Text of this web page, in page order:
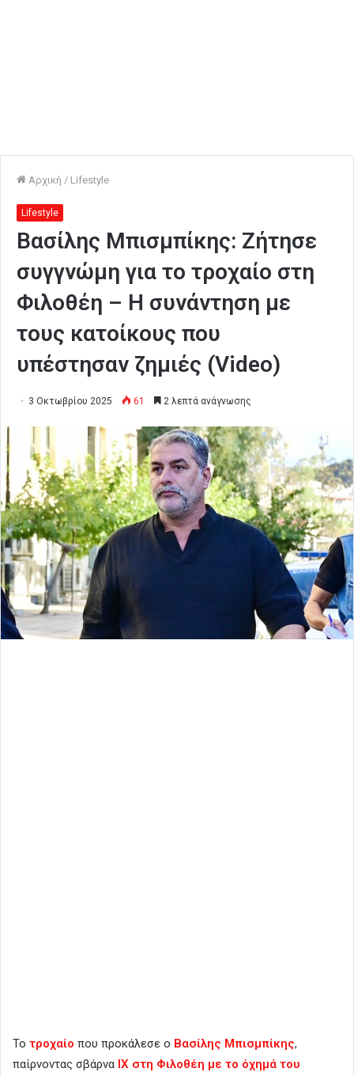
Αρχική / Lifestyle
Lifestyle
Βασίλης Μπισμπίκης: Ζήτησε
συγγνώμη για το τροχαίο στη
Φιλοθέη – Η συνάντηση με
τους κατοίκους που
υπέστησαν ζημιές (Video)
3 Οκτωβρίου 2025 61 2 λεπτά ανάγνωσης
Το τροχαίο που προκάλεσε ο Βασίλης Μπισμπίκης,
παίρνοντας σβάρνα ΙΧ στη Φιλοθέη με το όχημά του